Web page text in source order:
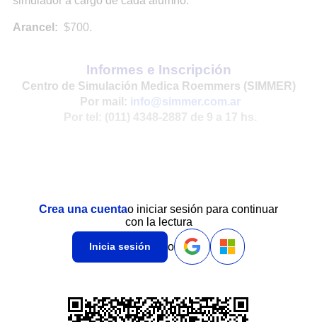
Arancel: $700.
Informes e Inscripción
Centro de Simulación Medica Roemmers (SIMMER)
Por mail: info@simmer.com.ar
Por tel: (011) 4348-2887 de 9 a 17 hs.
Crea una cuentao iniciar sesión para continuar
con la lectura
Inicia sesión o